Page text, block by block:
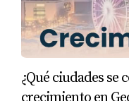
CASOS
Para ayudarte a
entre Georgia y
¿Qué ciudades se